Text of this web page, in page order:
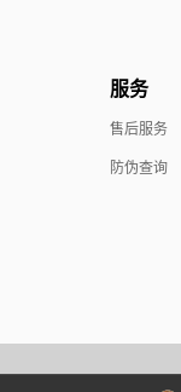
服务
售后服务
防伪查询